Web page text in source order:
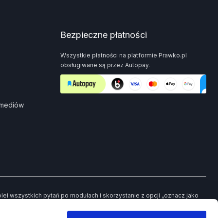
Bezpieczne płatności
Wszystkie płatności na platformie Prawko.pl
obsługiwane są przez Autopay.
wszystkich pytań po modułach i skorzystanie z opcji „oznacz jako